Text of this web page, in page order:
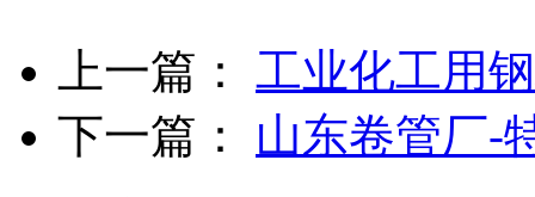
上一篇： 工业化工用
下一篇： 山东卷管厂-